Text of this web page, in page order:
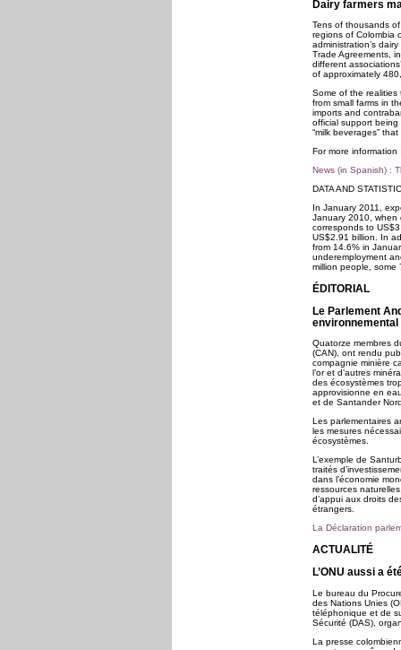
Dairy farmers
Tens of thousands
regions of Colombia
administration’s
Trade Agreements,
different
of approximately
Some of the
from small farms in
imports and
official support
“milk beverages”
For more information
News (in Spanish) :
DATA AND
In January 2011,
January 2010, when
corresponds to
US$2.91 billion. In
from 14.6% in
underemployment
million people,
ÉDITORIAL
Le Parlement
environnemental
Quatorze membres
(CAN), ont rendu
compagnie minière
l’or et d’autres
des écosystèmes
approvisionne en
et de Santander
Les parlementaires
les mesures
écosystèmes.
L’exemple de
traités
dans l’économie
ressources
d’appui aux droits
étrangers.
La Déclaration
ACTUALITÉ
L’ONU aussi a
Le bureau du
des Nations Unies
téléphonique et de
Sécurité (DAS),
La presse